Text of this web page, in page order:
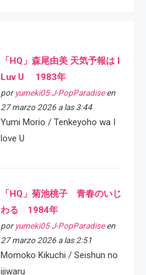
「HQ」森尾由美 天気予報は I
Luv U 1983年
por yumeki05 J-PopParadiseen
27 marzo 2026 a las 3:44
Yumi Morio / Tenkeyoho wa I
love U
「HQ」菊池桃子 青春のいじ
わる 1984年
por yumeki05 J-PopParadiseen
27 marzo 2026 a las 2:51
Momoko Kikuchi / Seishun no
ijiwaru